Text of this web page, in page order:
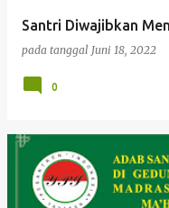
Santri Diwajibkan
pada tanggal Juni 18, 2022
0